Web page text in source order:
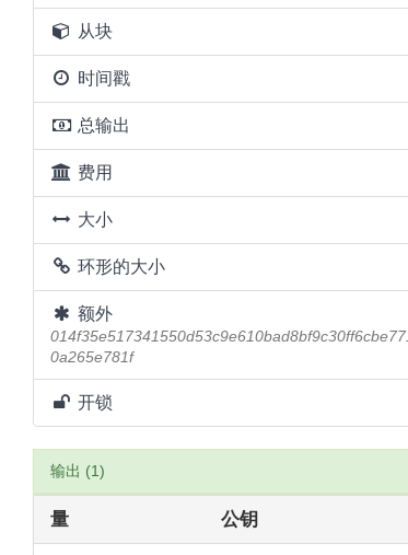
从块
时间戳
总输出
费用
大小
环形的大小
额外
0a265e781f
开锁
输出 (1)
量 公钥